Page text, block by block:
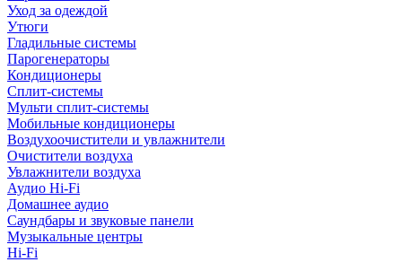
Уход за одеждой
Утюги
Гладильные системы
Парогенераторы
Кондиционеры
Сплит-системы
Мульти сплит-системы
Мобильные кондиционеры
Воздухоочистители и увлажнители
Очистители воздуха
Увлажнители воздуха
Аудио Hi-Fi
Домашнее аудио
Саундбары и звуковые панели
Музыкальные центры
Hi-Fi